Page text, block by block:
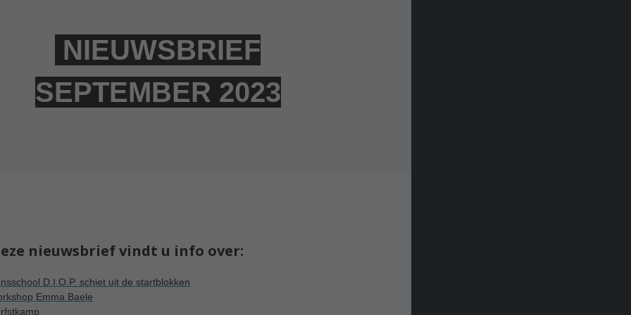
NIEUWSBRIEF
SEPTEMBER 2023
nieuwsbrief vindt u info over:
D.I.O.P. schiet uit de startblokken
Emma Baele